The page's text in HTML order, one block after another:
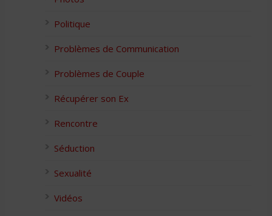
Politique
Problèmes de Communication
Problèmes de Couple
Récupérer son Ex
Rencontre
Séduction
Sexualité
Vidéos